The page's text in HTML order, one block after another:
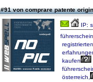
#91 von comprare patente
IP:
führerschein
registrierten
kaufen
österreich,